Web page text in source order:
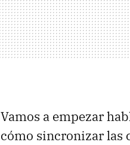
Vamos a empezar
cómo sincronizar las